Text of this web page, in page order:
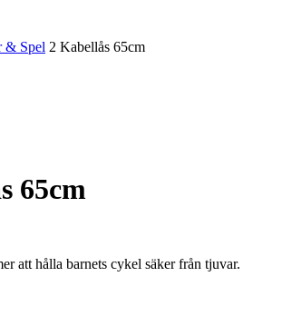
& Spel 2 Kabellås 65cm
65cm
att hålla barnets cykel säker från tjuvar.